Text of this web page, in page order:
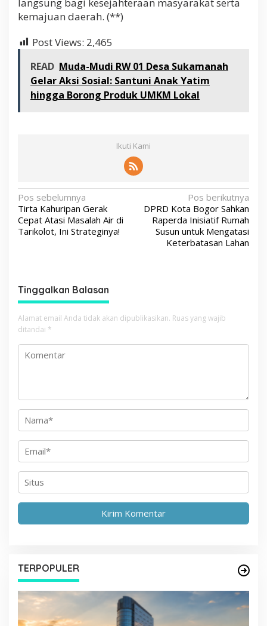
kemajuan daerah. (**)
Post Views: 2,465
READ Muda-Mudi RW 01 Desa Sukamanah
Gelar Aksi Sosial: Santuni Anak Yatim
hingga Borong Produk UMKM Lokal
Ikuti Kami
N
a
v
a
s
i
p
o
Pos sebelumnya
Tirta Kahuripan Gerak
Cepat Atasi Masalah Air di
Tarikolot, Ini Strateginya!
Pos berikutnya
DPRD Kota Bogor Sahkan
Raperda Inisiatif Rumah
Susun untuk Mengatasi
Keterbatasan Lahan
Tinggalkan Balasan
Alamat email Anda tidak akan dipublikasikan. Ruas yang wajib
ditandai *
TERPOPULER